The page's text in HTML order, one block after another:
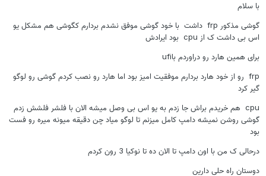
با سلام
گوشی مذکور frp داشت با خود گوشی موفق نشدم بردارم کگوشی هم مشکل یو
اس بی داشت ک از cpu بود ایرادش
برای همین هارد رو دراوردم باufi
frp رو از خود هارد بردارم موفقیت امیز بود اما هارد رو نصب کردم گوشی رو لوگو
گیر کرد
cpu هم خریدم براش جا زدم به یو اس بی وصل میشه الان با فلشر فلشش زدم
گوشی روشن نمیشه دامپ کامل میزنم تا لوگو میاد چن دقیقه میونه میره رو فست
بود
درحالی ک من با اون دامپ تا الان ده تا نوکیا 3 رون کردم
دوستان راه حلی دارین